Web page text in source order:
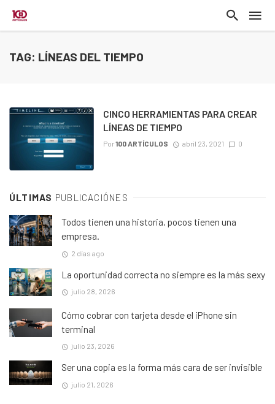
TAG: LÍNEAS DEL TIEMPO
CINCO HERRAMIENTAS PARA CREAR
LÍNEAS DE TIEMPO
Por100 ARTÍCULOS abril 23, 2021 0
ÚLTIMAS PUBLICACIÓNES
Todos tienen una historia, pocos tienen una
empresa.
2 días ago
La oportunidad correcta no siempre es la más sexy
julio 28, 2026
Cómo cobrar con tarjeta desde el iPhone sin
terminal
julio 23, 2026
Ser una copia es la forma más cara de ser invisible
julio 21, 2026